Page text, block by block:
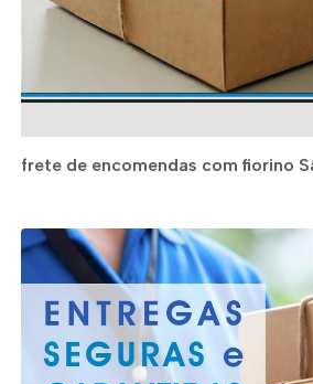
frete de encomendas com fiorino